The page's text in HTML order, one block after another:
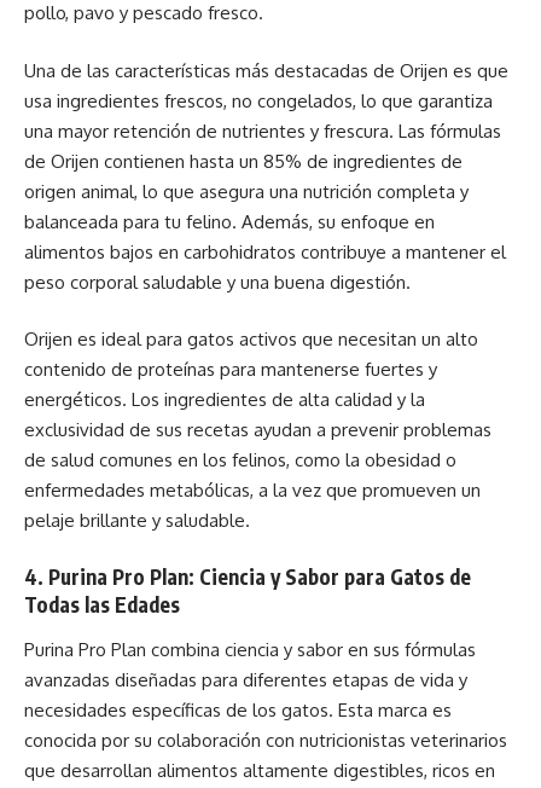
pollo, pavo y pescado fresco.
Una de las características más destacadas de Orijen es que
usa ingredientes frescos, no congelados, lo que garantiza
una mayor retención de nutrientes y frescura. Las fórmulas
de Orijen contienen hasta un 85% de ingredientes de
origen animal, lo que asegura una nutrición completa y
balanceada para tu felino. Además, su enfoque en
alimentos bajos en carbohidratos contribuye a mantener el
peso corporal saludable y una buena digestión.
Orijen es ideal para gatos activos que necesitan un alto
contenido de proteínas para mantenerse fuertes y
energéticos. Los ingredientes de alta calidad y la
exclusividad de sus recetas ayudan a prevenir problemas
de salud comunes en los felinos, como la obesidad o
enfermedades metabólicas, a la vez que promueven un
pelaje brillante y saludable.
4. Purina Pro Plan: Ciencia y Sabor para Gatos de
Todas las Edades
Purina Pro Plan combina ciencia y sabor en sus fórmulas
avanzadas diseñadas para diferentes etapas de vida y
necesidades específicas de los gatos. Esta marca es
conocida por su colaboración con nutricionistas veterinarios
que desarrollan alimentos altamente digestibles, ricos en